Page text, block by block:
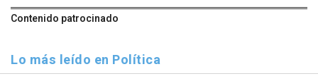
Contenido patrocinado
Lo más leído en Política